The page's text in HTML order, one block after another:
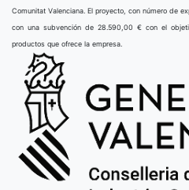
Comunitat Valenciana. El proyecto, con número de
con una subvención de 28.590,00 € con el
productos que ofrece la empresa.